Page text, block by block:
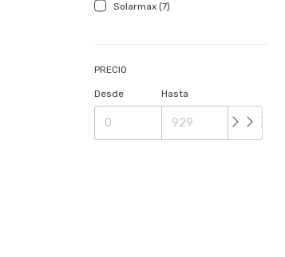
Solarmax (7)
PRECIO
Desde Hasta